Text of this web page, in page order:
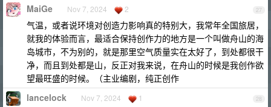
27
MaiGe Nov 7, 2024 2
气温，或者说环境对创造力影响真的特别大，我常年全国旅居，
就我的体验而言，最适合保持创作力的地方是一个叫做舟山的海
岛城市，不为别的，就是那里空气质量实在太好了，到处都很干
净，而且到处都是山，反正对我来说，在舟山的时候是我创作欲
望最旺盛的时候。（主业编剧，纯正创作
28
lancelock Nov 7, 2024 1